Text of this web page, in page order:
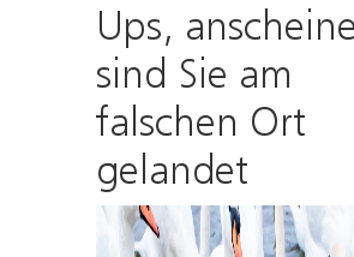
Ups,
sind Sie am
falschen Ort
gelandet